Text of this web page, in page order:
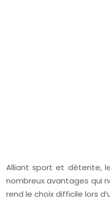
Alliant sport et détente,
nombreux avantages qui
rend le choix difficile lors